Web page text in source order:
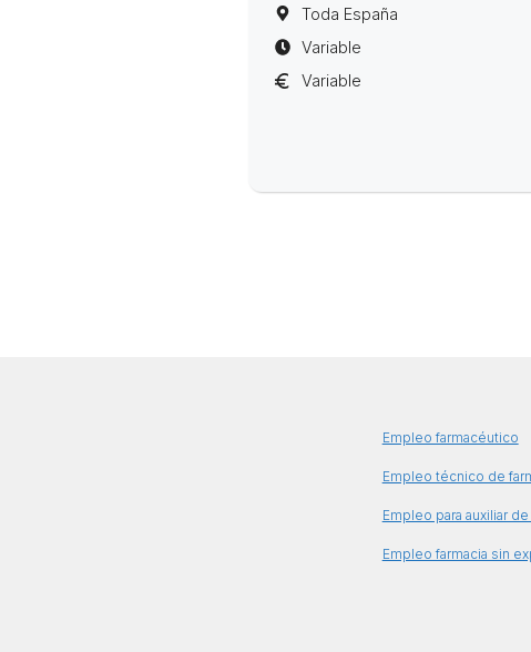
Toda España
Variable
Variable
Empleo farmacéutico
Empleo técnico de
Empleo para auxiliar de
Empleo farmacia sin